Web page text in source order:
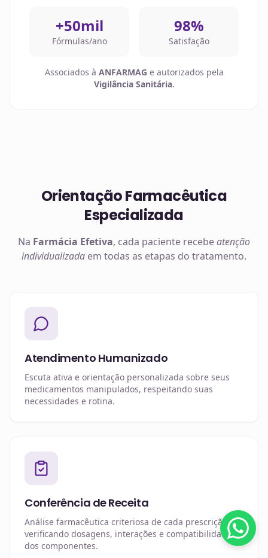
+50mil
Fórmulas/ano
98%
Satisfação
Associados à ANFARMAG e autorizados pela
Vigilância Sanitária.
Orientação Farmacêutica
Especializada
Na Farmácia Efetiva, cada paciente recebeatenção
individualizada em todas as etapas do tratamento.
Atendimento Humanizado
Escuta ativa e orientação personalizada sobre seus
medicamentos manipulados, respeitando suas
necessidades e rotina.
Conferência de Receita
Análise farmacêutica criteriosa de cada prescrição,
verificando dosagens, interações e compatibilidade
dos componentes.